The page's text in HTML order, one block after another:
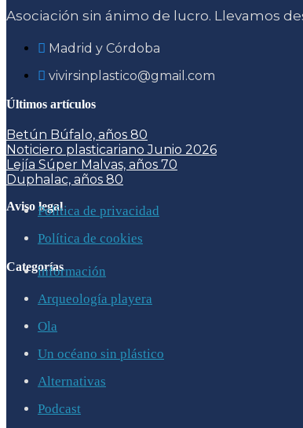
Asociación sin ánimo de lucro. Llevamos
Madrid y Córdoba
vivirsinplastico@gmail.com
Últimos artículos
Betún Búfalo, años 80
Noticiero plasticariano Junio 2026
Lejía Súper Malvas, años 70
Duphalac, años 80
Aviso legalPolítica de privacidad
Política de cookies
Categoríasinformación
Arqueología playera
Ola
Un océano sin plástico
Alternativas
Podcast